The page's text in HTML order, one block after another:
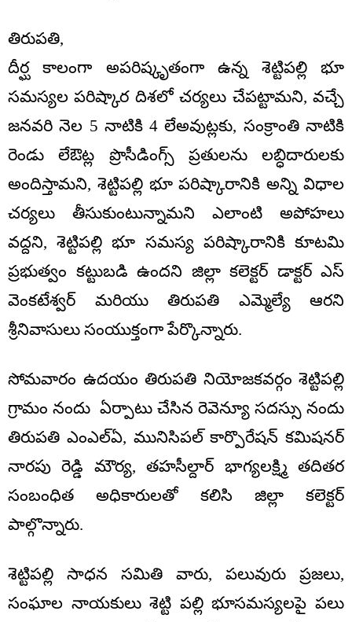
తిరుపతి,
దీర్ఘ కాలంగా అపరిష్కృతంగా ఉన్న శెట్టిపల్లి భూ
సమస్యల పరిష్కార దిశలో చర్యలు చేపట్టామని, వచ్చే
జనవరి నెల 5 నాటికి 4 లేఅవుట్లకు, సంక్రాంతి నాటికి
రెండు లేఔట్ల ప్రొసీడింగ్స్ ప్రతులను లబ్ధిదారులకు
అందిస్తామని, శెట్టిపల్లి భూ పరిష్కారానికి అన్ని విధాల
చర్యలు తీసుకుంటున్నామని ఎలాంటి అపోహలు
వద్దని, శెట్టిపల్లి భూ సమస్య పరిష్కారానికి కూటమి
ప్రభుత్వం కట్టుబడి ఉందని జిల్లా కలెక్టర్ డాక్టర్ ఎస్
వెంకటేశ్వర్ మరియు తిరుపతి ఎమ్మెల్యే ఆరని
శ్రీనివాసులు సంయుక్తంగా పేర్కొన్నారు.
సోమవారం ఉదయం తిరుపతి నియోజకవర్గం శెట్టిపల్లి
గ్రామం నందు ఏర్పాటు చేసిన రెవెన్యూ సదస్సు నందు
తిరుపతి ఎంఎల్ఏ, మునిసిపల్ కార్పొరేషన్ కమిషనర్
నారపు రెడ్డి మౌర్య, తహసీల్దార్ భాగ్యలక్ష్మి తదితర
సంబంధిత అధికారులతో కలిసి జిల్లా కలెక్టర్
పాల్గొన్నారు.
శెట్టిపల్లి సాధన సమితి వారు, పలువురు ప్రజలు,
సంఘాల నాయకులు శెట్టి పల్లి భూసమస్యలపై పలు